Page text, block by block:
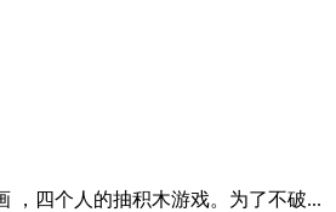
，四个人的抽积木游戏。为了不破...